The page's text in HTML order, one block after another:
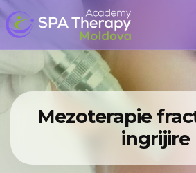
Mezoterapie
ingrijire